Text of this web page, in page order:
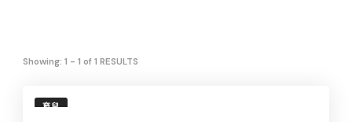
Showing: 1 - 1 of 1 RESULTS
育兒